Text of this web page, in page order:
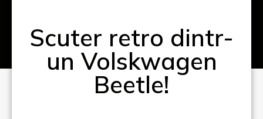
Scuter retro dintr-
un Volskwagen
Beetle!